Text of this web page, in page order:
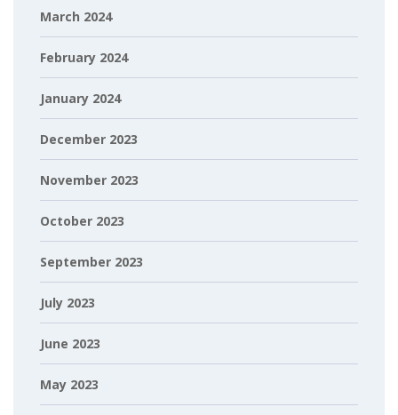
March 2024
February 2024
January 2024
December 2023
November 2023
October 2023
September 2023
July 2023
June 2023
May 2023